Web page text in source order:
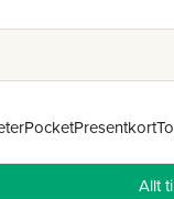
PocketPresentkort
Allt